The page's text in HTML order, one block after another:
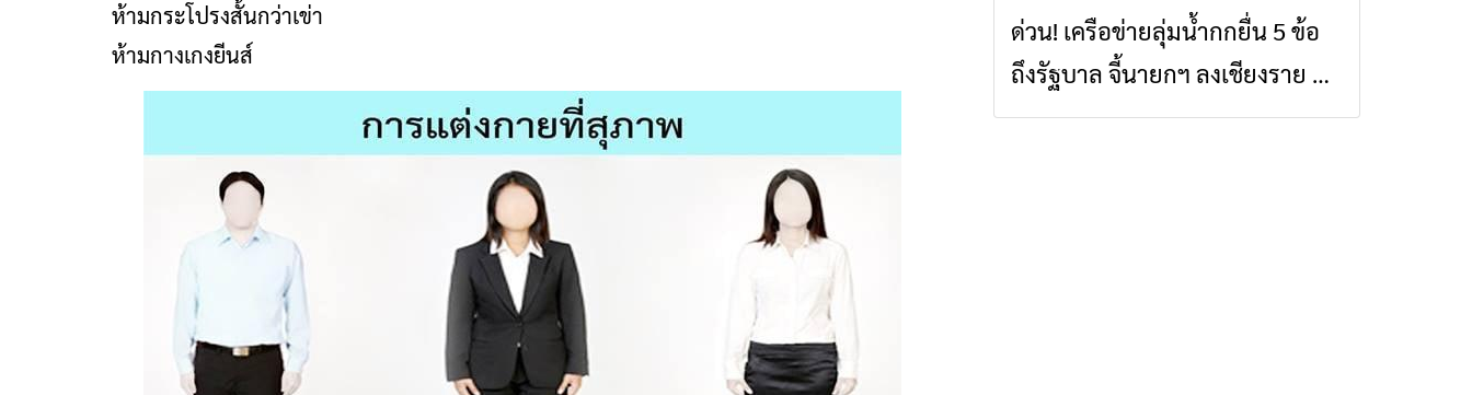
ห้ามกระโปรงสั้นกว่าเข่า
ห้ามกางเกงยีนส์
ข่าวเชียงราย
ด่วน! เครือข่ายลุ่มน้ำกกยื่น 5 ข้อ
ถึงรัฐบาล จี้นายกฯ ลงเชียงราย แก้
วิกฤตสารปนเปื้อนต้นน้ำ